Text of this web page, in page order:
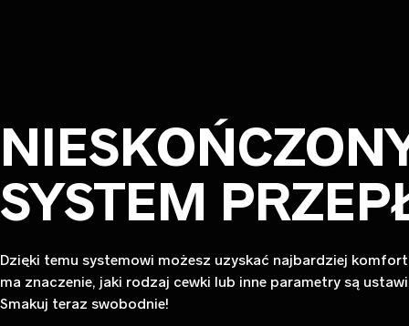
SYSTEM
Dzięki temu systemowi możesz uzyskać najbardziej
ma znaczenie, jaki rodzaj cewki lub inne parametry są
Smakuj teraz swobodnie!